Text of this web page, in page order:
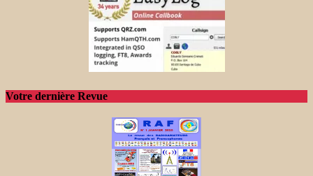
Votre dernière Revue